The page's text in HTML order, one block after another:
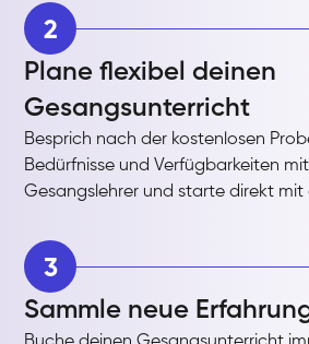
2
Plane flexibel deinen
Gesangsunterricht
Besprich nach der kostenlosen
Bedürfnisse und Verfügbarkeiten
Gesangslehrer und starte direkt mit
3
Sammle neue